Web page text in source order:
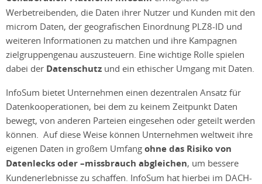
Werbetreibenden, die Daten ihrer Nutzer und Kunden mit den
microm Daten, der geografischen Einordnung PLZ8-ID und
weiteren Informationen zu matchen und ihre Kampagnen
zielgruppengenau auszusteuern. Eine wichtige Rolle spielen
dabei der Datenschutz und ein ethischer Umgang mit Daten.
InfoSum bietet Unternehmen einen dezentralen Ansatz für
Datenkooperationen, bei dem zu keinem Zeitpunkt Daten
bewegt, von anderen Parteien eingesehen oder geteilt werden
können. Auf diese Weise können Unternehmen weltweit ihre
eigenen Daten in großem Umfang ohne das Risiko von
Datenlecks oder –missbrauch abgleichen, um bessere
Kundenerlebnisse zu schaffen. InfoSum hat hierbei im DACH-